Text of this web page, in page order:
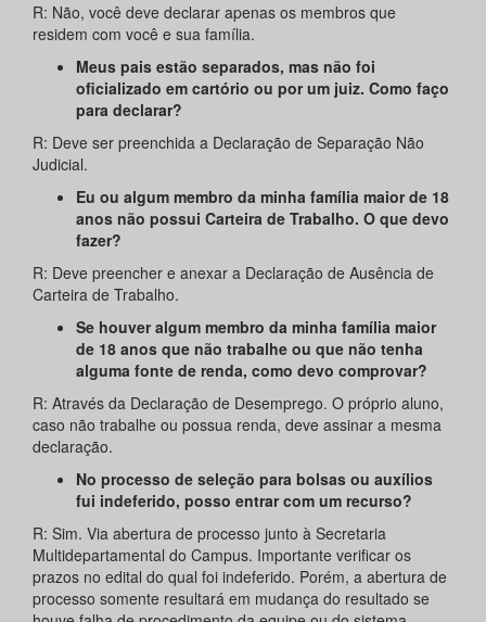
R: Não, você deve declarar apenas os membros que
residem com você e sua família.
Meus pais estão separados, mas não foi
oficializado em cartório ou por um juiz. Como faço
para declarar?
R: Deve ser preenchida a Declaração de Separação Não
Judicial.
Eu ou algum membro da minha família maior de 18
anos não possui Carteira de Trabalho. O que devo
fazer?
R: Deve preencher e anexar a Declaração de Ausência de
Carteira de Trabalho.
Se houver algum membro da minha família maior
de 18 anos que não trabalhe ou que não tenha
alguma fonte de renda, como devo comprovar?
R: Através da Declaração de Desemprego. O próprio aluno,
caso não trabalhe ou possua renda, deve assinar a mesma
declaração.
No processo de seleção para bolsas ou auxílios
fui indeferido, posso entrar com um recurso?
R: Sim. Via abertura de processo junto à Secretaria
Multidepartamental do Campus. Importante verificar os
prazos no edital do qual foi indeferido. Porém, a abertura de
processo somente resultará em mudança do resultado se